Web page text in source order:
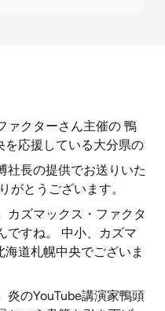
ァクターさん主催の 鴨
応援している大分県の
社長の提供でお送りいた
がとうございます。
カズマックス・ファクタ
ですね。 中小、カズマ
道札幌中央でございま
炎のYouTube講演家鴨頭